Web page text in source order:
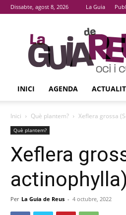
Dissabte, agost 8, 2026 La Guia
La
Guia
De
Reus
INICI AGENDA
Inici Què plantem? Xeflera grossa
Què plantem?
Xeflera
actinophylla)
Per La Guia de Reus - 4 octubre, 2022